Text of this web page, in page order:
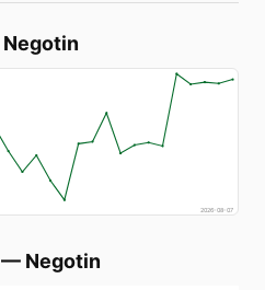
Negotin
2026-08-07
— Negotin